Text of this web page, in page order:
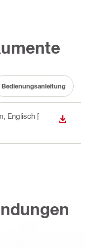
Bedienungsanleitung
, Englisch [